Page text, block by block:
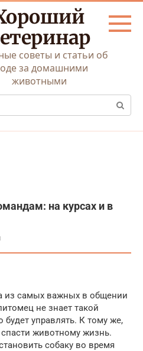
советы и статьи об
за домашними
животными
на курсах и в
из самых важных в общении
не знает такой
управлять. К тому же,
животному жизнь.
собаку во время